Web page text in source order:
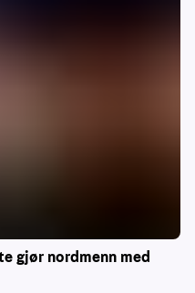
gjør nordmenn med